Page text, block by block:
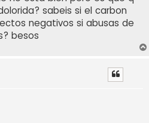
sabeis si el carbon
negativos si abusas de
besos